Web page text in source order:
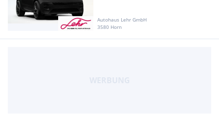
Autohaus Lehr GmbH
3580 Horn